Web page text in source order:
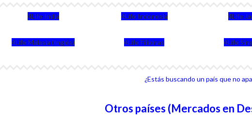
4Life India 4Life Indonesia 4Life
4Life Malasia (Inglés) 4Life Filipinas 4Life
¿Estás buscando un país que no
Otros países (Mercados en